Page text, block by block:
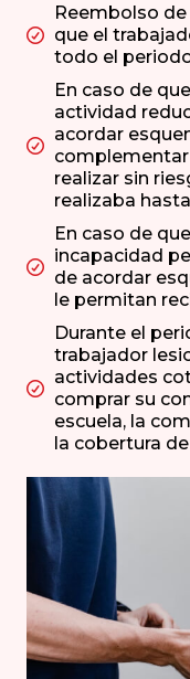
Reembolso
que el
todo el
En caso de
actividad
acordar
realizar sin
realizaba
En caso de
incapacidad
de acordar
le permitan
Durante el
trabajador
actividades
comprar su
escuela, la
la cobertura